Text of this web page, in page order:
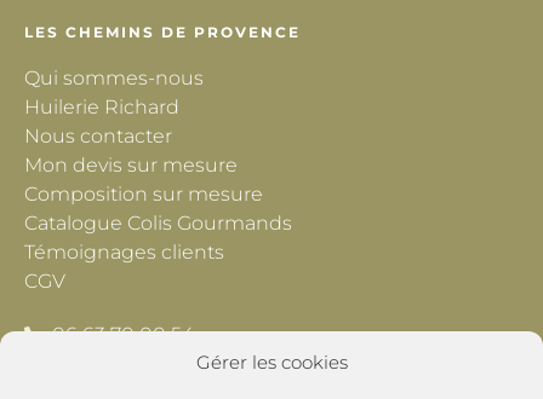
Gérer les cookies
LES CHEMINS DE PROVENCE
Qui sommes-nous
Huilerie Richard
Nous contacter
Mon devis sur mesure
Composition sur mesure
Catalogue Colis Gourmands
Témoignages clients
CGV
06 63 70 00 54
contact@lescheminsdeprovence.com